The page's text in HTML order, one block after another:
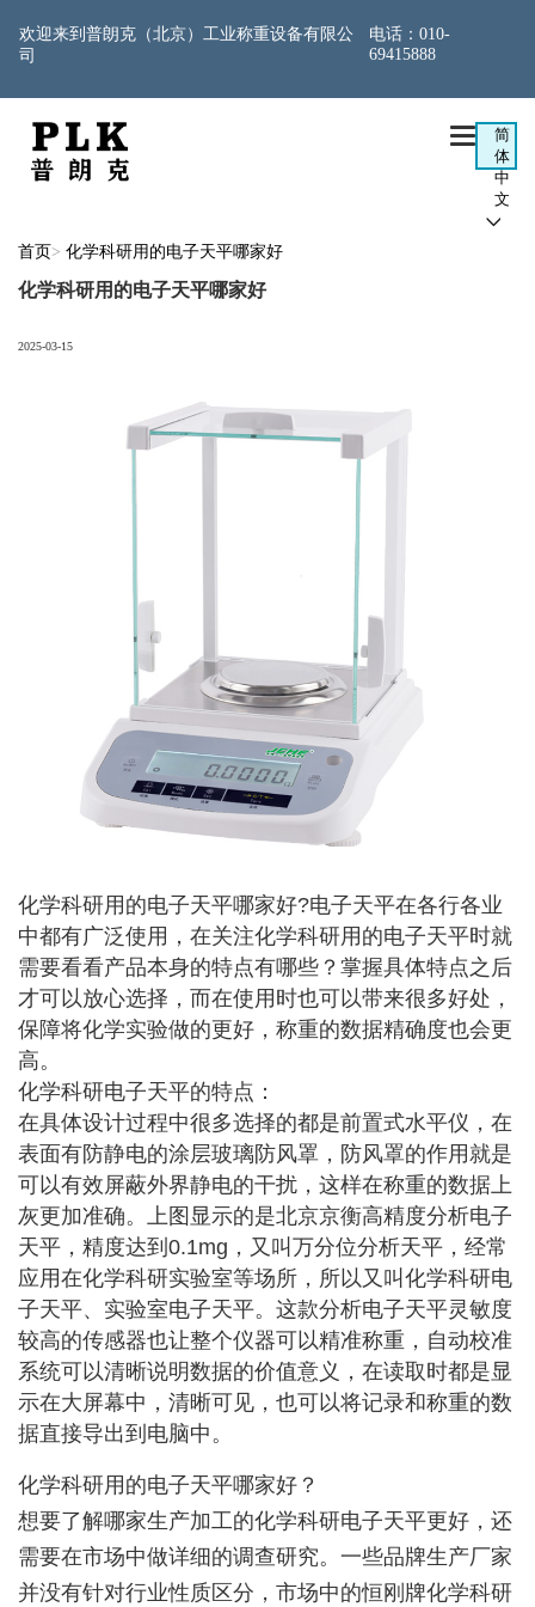
欢迎来到普朗克（北京）工业称重设备有限公
司
电话： 010-
69415888

简
体
中
文

首页> 化学科研用的电子天平哪家好
化学科研用的电子天平哪家好
2025-03-15
化学科研用的电子天平哪家好?电子天平在各行各业
中都有广泛使用，在关注化学科研用的电子天平时就
需要看看产品本身的特点有哪些？掌握具体特点之后
才可以放心选择，而在使用时也可以带来很多好处，
保障将化学实验做的更好，称重的数据精确度也会更
高。
化学科研电子天平的特点：
在具体设计过程中很多选择的都是前置式水平仪，在
表面有防静电的涂层玻璃防风罩，防风罩的作用就是
可以有效屏蔽外界静电的干扰，这样在称重的数据上
灰更加准确。上图显示的是北京京衡高精度分析电子
天平 ，精度达到0.1mg，又叫万分位分析天平，经常
应用在化学科研实验室等场所，所以又叫化学科研电
子天平、实验室电子天平。这款分析电子天平灵敏度
较高的传感器也让整个仪器可以精准称重，自动校准
系统可以清晰说明数据的价值意义，在读取时都是显
示在大屏幕中，清晰可见，也可以将记录和称重的数
据直接导出到电脑中。
化学科研用的电子天平哪家好？
想要了解哪家生产加工的化学科研电子天平更好，还
需要在市场中做详细的调查研究。一些品牌生产厂家
并没有针对行业性质区分，市场中的恒刚牌化学科研